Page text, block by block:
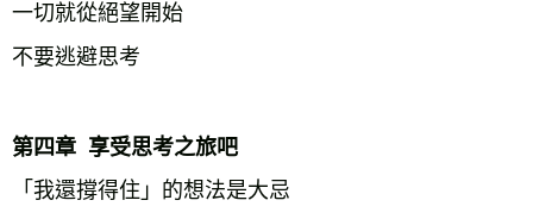
一切就從絕望開始
不要逃避思考
第四章  享受思考之旅吧
「我還撐得住」的想法是大忌